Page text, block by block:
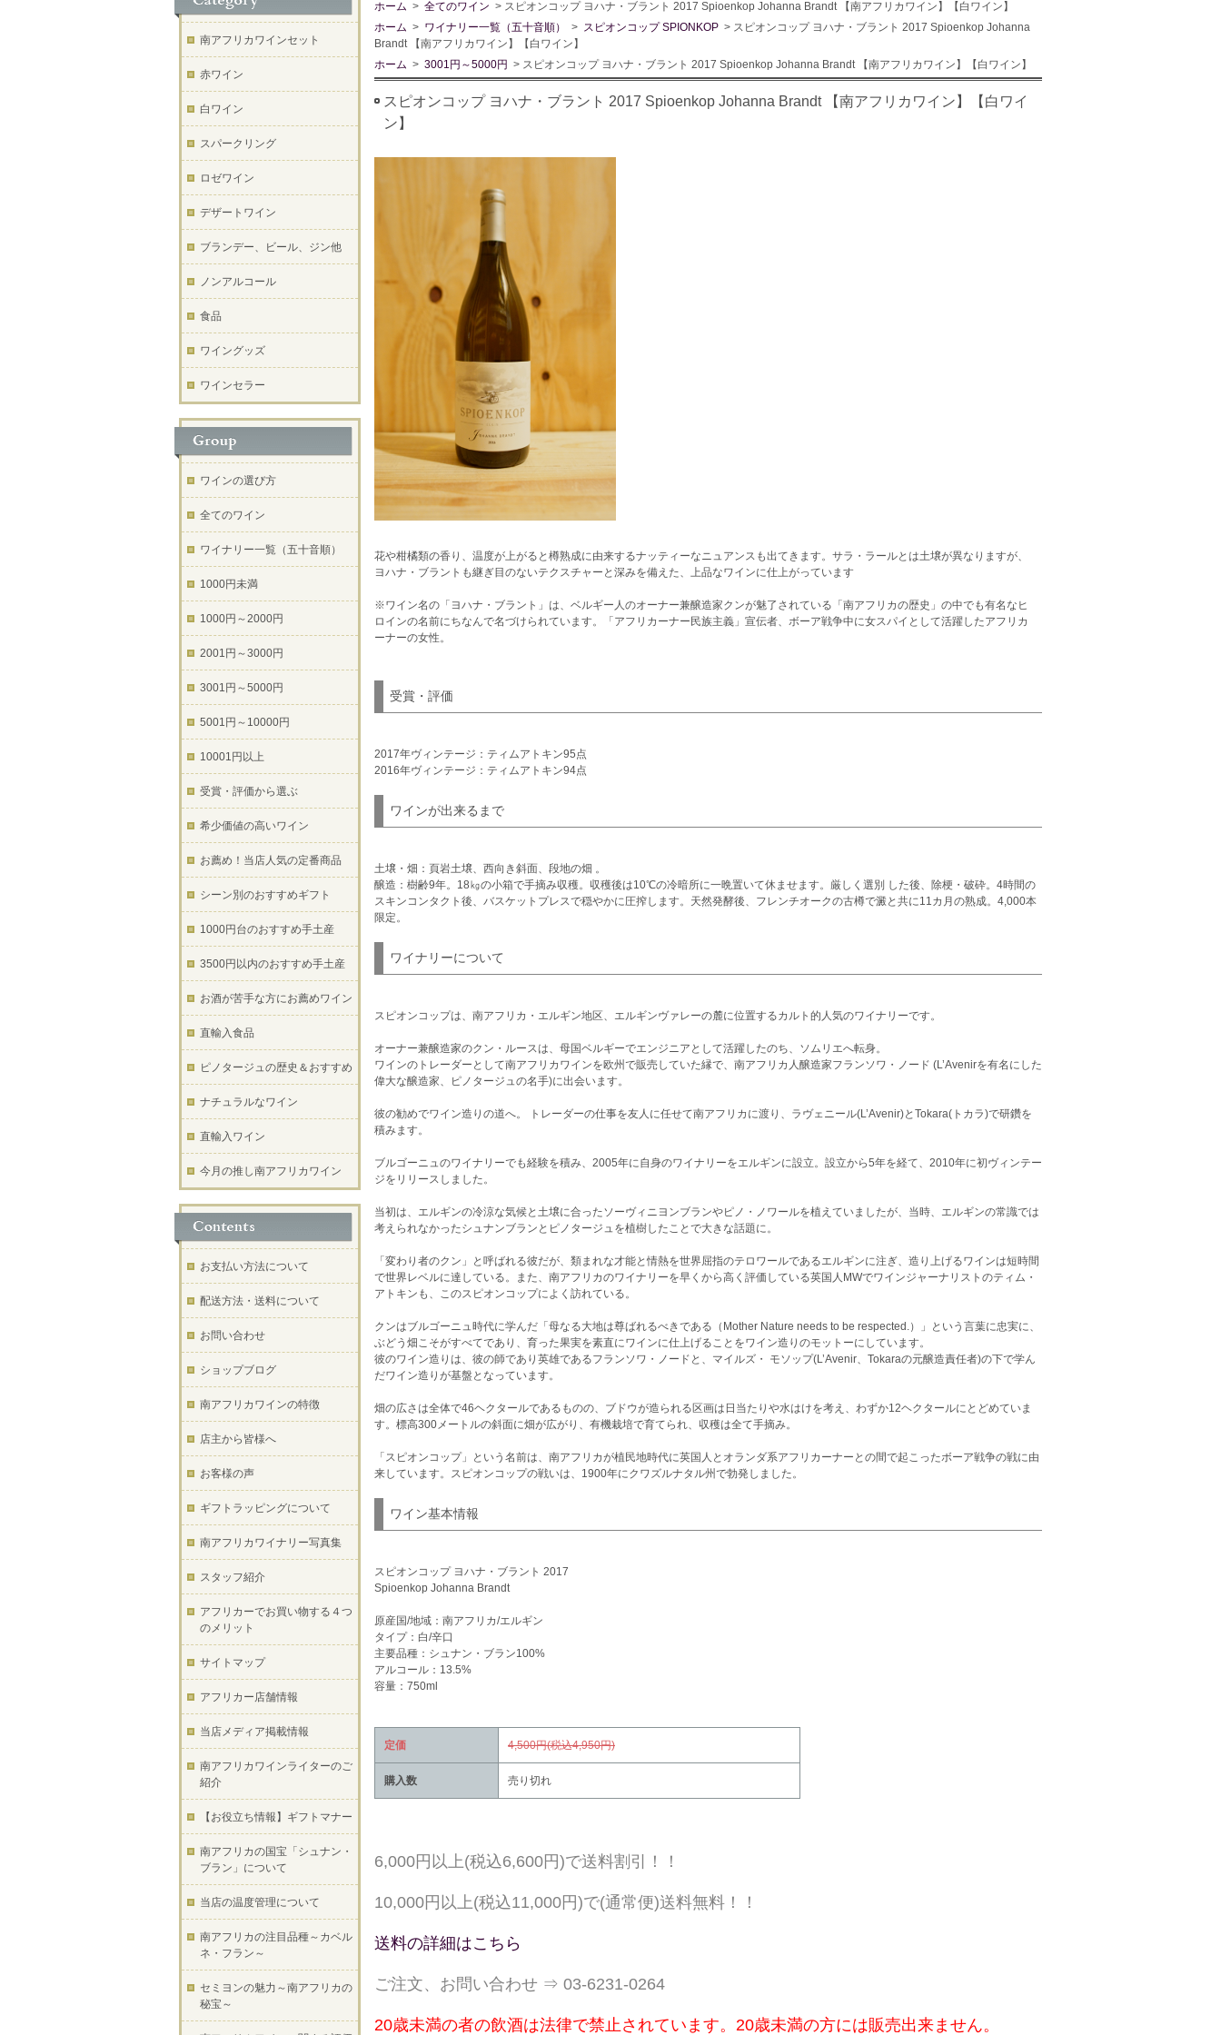
ホーム > 全てのワイン > スピオンコップ ヨハナ・ブラント 2017 Spioenkop Johanna Brandt 【南アフリカワイン】【白ワイン】
ホーム > ワイナリー一覧（五十音順） > スピオンコップ SPIONKOP > スピオンコップ ヨハナ・ブラント 2017 Spioenkop Johanna
Brandt 【南アフリカワイン】【白ワイン】
ホーム > 3001円～5000円 > スピオンコップ ヨハナ・ブラント 2017 Spioenkop Johanna Brandt 【南アフリカワイン】【白ワイン】
スピオンコップ ヨハナ・ブラント 2017 Spioenkop Johanna Brandt 【南アフリカワイン】【白ワイ
ン】
花や柑橘類の香り、温度が上がると樽熟成に由来するナッティーなニュアンスも出てきます。サラ・ラールとは土壌が異なりますが、
ヨハナ・ブラントも継ぎ目のないテクスチャーと深みを備えた、上品なワインに仕上がっています
※ワイン名の「ヨハナ・ブラント」は、ベルギー人のオーナー兼醸造家クンが魅了されている「南アフリカの歴史」の中でも有名なヒ
ロインの名前にちなんで名づけられています。「アフリカーナー民族主義」宣伝者、ボーア戦争中に女スパイとして活躍したアフリカ
ーナーの女性。
受賞・評価
2017年ヴィンテージ：ティムアトキン95点
2016年ヴィンテージ：ティムアトキン94点
ワインが出来るまで
土壌・畑：頁岩土壌、西向き斜面、段地の畑 。
醸造：樹齢9年。18㎏の小箱で手摘み収穫。収穫後は10℃の冷暗所に一晩置いて休ませます。厳しく選別 した後、除梗・破砕。4時間の
スキンコンタクト後、バスケットプレスで穏やかに圧搾します。天然発酵後、フレンチオークの古樽で澱と共に11カ月の熟成。4,000本
限定。
ワイナリーについて
スピオンコップは、南アフリカ・エルギン地区、エルギンヴァレーの麓に位置するカルト的人気のワイナリーです。
オーナー兼醸造家のクン・ルースは、母国ベルギーでエンジニアとして活躍したのち、ソムリエへ転身。
ワインのトレーダーとして南アフリカワインを欧州で販売していた縁で、南アフリカ人醸造家フランソワ・ノード (L’Avenirを有名にした
偉大な醸造家、ピノタージュの名手)に出会います。
彼の勧めでワイン造りの道へ。 トレーダーの仕事を友人に任せて南アフリカに渡り、ラヴェニール(L’Avenir)とTokara(トカラ)で研鑽を
積みます。
ブルゴーニュのワイナリーでも経験を積み、2005年に自身のワイナリーをエルギンに設立。設立から5年を経て、2010年に初ヴィンテー
ジをリリースしました。
当初は、エルギンの冷涼な気候と土壌に合ったソーヴィニヨンブランやピノ・ノワールを植えていましたが、当時、エルギンの常識では
考えられなかったシュナンブランとピノタージュを植樹したことで大きな話題に。
「変わり者のクン」と呼ばれる彼だが、類まれな才能と情熱を世界屈指のテロワールであるエルギンに注ぎ、造り上げるワインは短時間
で世界レベルに達している。また、南アフリカのワイナリーを早くから高く評価している英国人MWでワインジャーナリストのティム・
アトキンも、このスピオンコップによく訪れている。
クンはブルゴーニュ時代に学んだ「母なる大地は尊ばれるべきである（Mother Nature needs to be respected.）」という言葉に忠実に、
ぶどう畑こそがすべてであり、育った果実を素直にワインに仕上げることをワイン造りのモットーにしています。
彼のワイン造りは、彼の師であり英雄であるフランソワ・ノードと、マイルズ・ モソップ(L’Avenir、Tokaraの元醸造責任者)の下で学ん
だワイン造りが基盤となっています。
畑の広さは全体で46ヘクタールであるものの、ブドウが造られる区画は日当たりや水はけを考え、わずか12ヘクタールにとどめていま
す。標高300メートルの斜面に畑が広がり、有機栽培で育てられ、収穫は全て手摘み。
「スピオンコップ」という名前は、南アフリカが植民地時代に英国人とオランダ系アフリカーナーとの間で起こったボーア戦争の戦に由
来しています。スピオンコップの戦いは、1900年にクワズルナタル州で勃発しました。
ワイン基本情報
スピオンコップ ヨハナ・ブラント 2017
Spioenkop Johanna Brandt
原産国/地域：南アフリカ/エルギン
タイプ：白/辛口
主要品種：シュナン・ブラン100%
アルコール：13.5%
容量：750ml
定価 4,500円(税込4,950円)
購入数 売り切れ
6,000円以上(税込6,600円)で送料割引！！
10,000円以上(税込11,000円)で(通常便)送料無料！！
送料の詳細はこちら
ご注文、お問い合わせ ⇒ 03-6231-0264
20歳未満の者の飲酒は法律で禁止されています。20歳未満の方には販売出来ません。
南アフリカワインセット
赤ワイン
白ワイン
スパークリング
ロゼワイン
デザートワイン
ブランデー、ビール、ジン他
ノンアルコール
食品
ワイングッズ
ワインセラー
ワインの選び方
全てのワイン
ワイナリー一覧（五十音順）
1000円未満
1000円～2000円
2001円～3000円
3001円～5000円
5001円～10000円
10001円以上
受賞・評価から選ぶ
希少価値の高いワイン
お薦め！当店人気の定番商品
シーン別のおすすめギフト
1000円台のおすすめ手土産
3500円以内のおすすめ手土産
お酒が苦手な方にお薦めワイン
直輸入食品
ピノタージュの歴史＆おすすめ
ナチュラルなワイン
直輸入ワイン
今月の推し南アフリカワイン
お支払い方法について
配送方法・送料について
お問い合わせ
ショップブログ
南アフリカワインの特徴
店主から皆様へ
お客様の声
ギフトラッピングについて
南アフリカワイナリー写真集
スタッフ紹介
アフリカーでお買い物する４つ
のメリット
サイトマップ
アフリカー店舗情報
当店メディア掲載情報
南アフリカワインライターのご
紹介
【お役立ち情報】ギフトマナー
南アフリカの国宝「シュナン・
ブラン」について
当店の温度管理について
南アフリカの注目品種～カベル
ネ・フラン～
セミヨンの魅力～南アフリカの
秘宝～